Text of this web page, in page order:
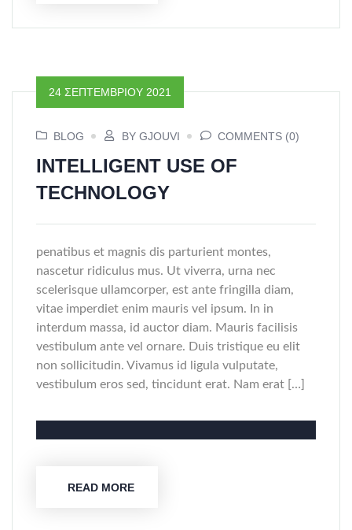
24 ΣΕΠΤΕΜΒΡΊΟΥ 2021
BLOG BY GJOUVI COMMENTS (0)
INTELLIGENT USE OF
TECHNOLOGY
penatibus et magnis dis parturient montes,
nascetur ridiculus mus. Ut viverra, urna nec
scelerisque ullamcorper, est ante fringilla diam,
vitae imperdiet enim mauris vel ipsum. In in
interdum massa, id auctor diam. Mauris facilisis
vestibulum ante vel ornare. Duis tristique eu elit
non sollicitudin. Vivamus id ligula vulputate,
vestibulum eros sed, tincidunt erat. Nam erat […]
READ MORE